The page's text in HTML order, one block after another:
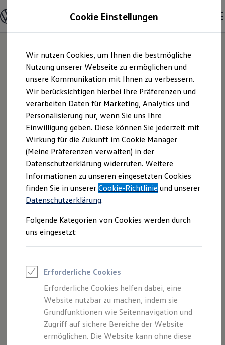
Hauptinhalt
springen
Footer
springen
Modelle & Konfigurator
Nutzfahrzeugkategorien entdecken
Modelle konfigurieren
Vorgängermodelle und Oldtimer
Vorgängermodelle
Oldtimer
Bulli Historie
Branchenlösungen & Gewerbekunden
Umbaulösungen und Hersteller finden
Auf- und Umbauten entdecken & konfigurieren
Groß- und Sonderkunden
Großkunden
Kommunen & Behörden
Journalisten
Sportvereine
Branchenlösungen
Bau & Handwerk
Gewerbliche Personenbeförderung
Service & mobile Werkstätten
Kurier, Logistik & Handel
Feuerwehr
Rettungsdienste
ONE Business ID Vorteile
Fahrzeugsuche & Marktplatz
Digitaler Marktplatz
Kauf & Finanzierung
Online-Fahrzeugbewertung
Aktionen & Angebote
E-Auto-Förderung
Für Privatkunden
Für Gewerbekunden
Profi Paket
Autohaus Härtel
GmbH | Impressum
& Rechtliches
Hier finden Sie Informationen über die
Autohaus Härtel GmbH als
verantwortliche Anbieterin von Inhalten
und Angeboten, die auf dieser Webseite
speziell aufgeführt sind.
Impressum
Datenschutzerklärung
Impressum
Cookie Einstellungen
Wir nutzen Cookies, um Ihnen die bestmögliche
Nutzung unserer Webseite zu ermöglichen und
unsere Kommunikation mit Ihnen zu verbessern.
Wir berücksichtigen hierbei Ihre Präferenzen und
verarbeiten Daten für Marketing, Analytics und
Personalisierung nur, wenn Sie uns Ihre
Einwilligung geben. Diese können Sie jederzeit mit
Wirkung für die Zukunft im Cookie Manager
(Meine Präferenzen verwalten) in der
Datenschutzerklärung widerrufen. Weitere
Informationen zu unseren eingesetzten Cookies
finden Sie in unsererCookie-Richtlinie und unserer
Datenschutzerklärung.
Folgende Kategorien von Cookies werden durch
uns eingesetzt:
Erforderliche Cookies
Erforderliche Cookies helfen dabei, eine
Website nutzbar zu machen, indem sie
Grundfunktionen wie Seitennavigation und
Zugriff auf sichere Bereiche der Website
ermöglichen. Die Website kann ohne diese